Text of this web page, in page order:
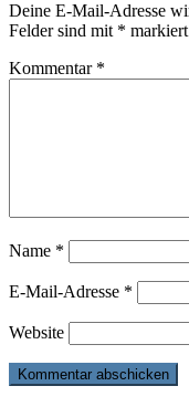
Deine E-Mail-Adresse
Felder sind mit * markiert
Kommentar *
Name *
E-Mail-Adresse *
Website